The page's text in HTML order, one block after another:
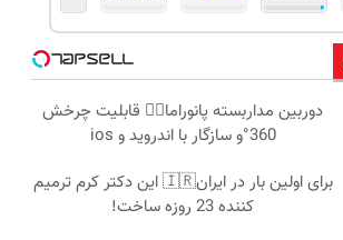
دوربین مداربسته پانوراما👈🏻 قابلیت چرخش
360°و سازگار با اندروید و ios
برای اولین بار در ایران🇮🇷 این دکتر کرم ترمیم
کننده 23 روزه ساخت!